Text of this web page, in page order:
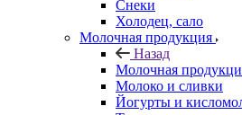
Снеки
Холодец, сало
Молочная продукция
Назад
Молочная
Молоко и сливки
Йогурты и